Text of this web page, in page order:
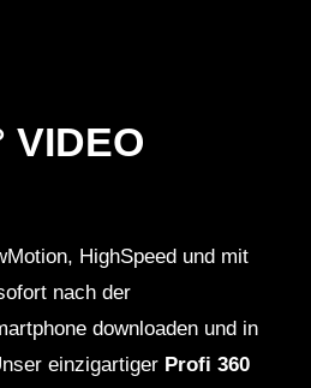
VIDEO
HighSpeed und mit
nach der
downloaden und in
einzigartiger Profi 360